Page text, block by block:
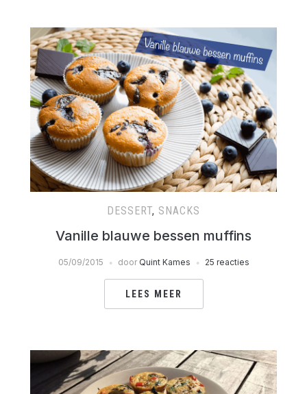
DESSERT, SNACKS
Vanille blauwe bessen muffins
05/09/2015 door Quint Kames 25 reacties
LEES MEER